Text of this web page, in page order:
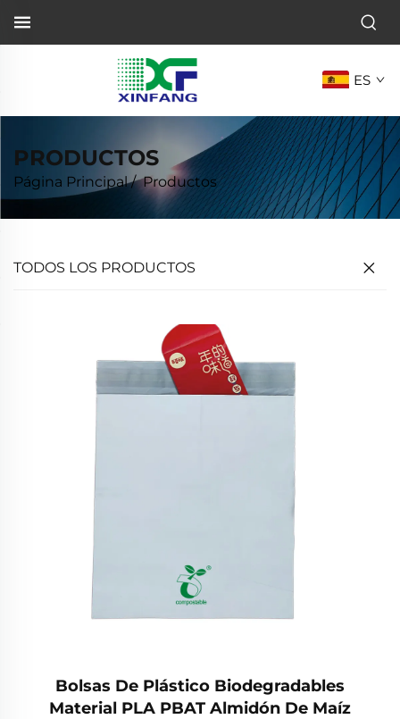
ES
PRODUCTOS
Página Principal/Productos
TODOS LOS PRODUCTOS
Bolsas De Plástico Biodegradables
Material PLA PBAT Almidón De Maíz